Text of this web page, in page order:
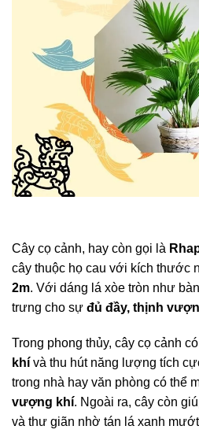
Cây cọ cảnh, hay còn gọi là
cây thuộc họ cau với kích thước
2m. Với dáng lá xòe tròn như
trưng cho sự đủ đầy, thịnh
Trong phong thủy, cây cọ cảnh
khí và thu hút năng lượng tích
trong nhà hay văn phòng có thể
vượng khí. Ngoài ra, cây còn
và thư giãn nhờ tán lá xanh